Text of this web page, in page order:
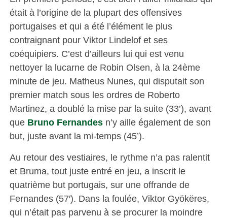
était à l’origine de la plupart des offensives
portugaises et qui a été l’élément le plus
contraignant pour Viktor Lindelof et ses
coéquipiers. C’est d’ailleurs lui qui est venu
nettoyer la lucarne de Robin Olsen, à la 24ème
minute de jeu. Matheus Nunes, qui disputait son
premier match sous les ordres de Roberto
Martinez, a doublé la mise par la suite (33’), avant
que Bruno Fernandesn’y aille également de son
but, juste avant la mi-temps (45’).
Au retour des vestiaires, le rythme n’a pas ralentit
et Bruma, tout juste entré en jeu, a inscrit le
quatrième but portugais, sur une offrande de
Fernandes (57′). Dans la foulée, Viktor Gyökëres,
qui n’était pas parvenu à se procurer la moindre